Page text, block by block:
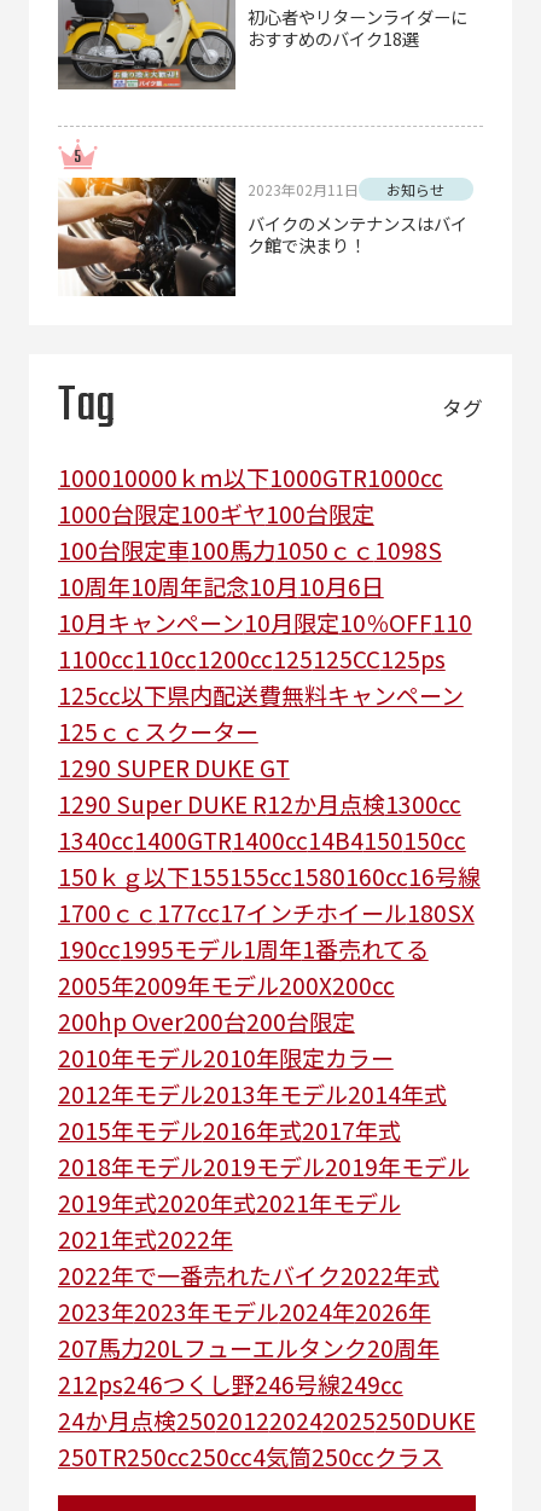
初心者やリターンライダーに
おすすめのバイク18選
2023年02月11日 お知らせ
バイクのメンテナンスはバイ
ク館で決まり！
Tag タグ
100010000ｋｍ以下1000GTR1000cc
1000台限定100ギヤ100台限定
100台限定車100馬力1050ｃｃ 1098S
10周年10周年記念10月10月6日
10月キャンペーン10月限定10％OFF110
1100cc110cc1200cc125125CC125ps
125㏄以下県内配送費無料キャンペーン
125ｃｃスクーター
1290 SUPER DUKE GT
1290 Super DUKE R12か月点検1300cc
1340cc1400GTR1400cc14B4150150cc
150ｋｇ以下155155cc1580160cc16号線
1700ｃｃ 177cc17インチホイール180SX
190cc1995モデル1周年1番売れてる
2005年2009年モデル200X200cc
200hp Over200台200台限定
2010年モデル2010年限定カラー
2012年モデル2013年モデル2014年式
2015年モデル2016年式2017年式
2018年モデル2019モデル2019年モデル
2019年式2020年式2021年モデル
2021年式2022年
2022年で一番売れたバイク2022年式
2023年2023年モデル2024年2026年
207馬力20Lフューエルタンク20周年
212ps246つくし野246号線249㏄
24か月点検250201220242025250DUKE
250TR250cc250cc4気筒250ccクラス
250ccスーパースポーツ250アメリカン